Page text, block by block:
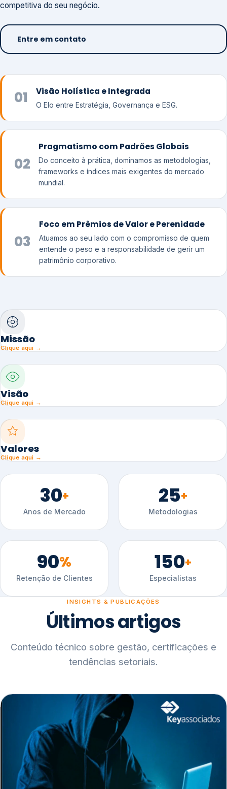
competitiva do seu negócio.
Entre em contato
01 Visão Holística e Integrada
O Elo entre Estratégia, Governança e ESG.
02
Pragmatismo com Padrões Globais
Do conceito à prática, dominamos as metodologias,
frameworks e índices mais exigentes do mercado
mundial.
03
Foco em Prêmios de Valor e Perenidade
Atuamos ao seu lado com o compromisso de quem
entende o peso e a responsabilidade de gerir um
patrimônio corporativo.
Missão
Clique aqui →
Visão
Clique aqui →
Valores
Clique aqui →
30+
Anos de Mercado
25+
Metodologias
90%
Retenção de Clientes
150+
Especialistas
INSIGHTS & PUBLICAÇÕES
Últimos artigos
Conteúdo técnico sobre gestão, certificações e
tendências setoriais.